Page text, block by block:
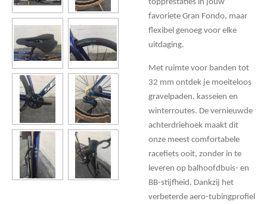
topprestaties in jouw
favoriete Gran Fondo, maar
flexibel genoeg voor elke
uitdaging.
Met ruimte voor banden tot
32 mm ontdek je moeiteloos
gravelpaden, kasseien en
winterroutes. De vernieuwde
achterdriehoek maakt dit
onze meest comfortabele
racefiets ooit, zonder in te
leveren op balhoofdbuis- en
BB-stijfheid. Dankzij het
verbeterde aero-tubingprofiel